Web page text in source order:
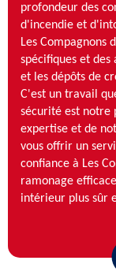
profondeur des
d'incendie et
Les Compagnons
spécifiques et
et les dépôts de
C'est un travail
sécurité est notre
expertise et de
vous offrir un
confiance à Les
ramonage
intérieur plus sûr